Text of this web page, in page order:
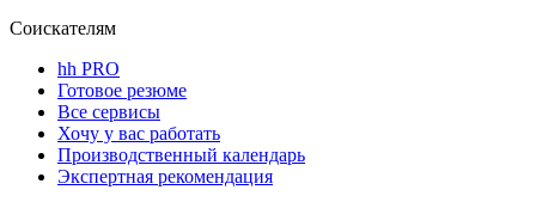
Соискателям
hh PRO
Готовое резюме
Все сервисы
Хочу у вас работать
Производственный календарь
Экспертная рекомендация